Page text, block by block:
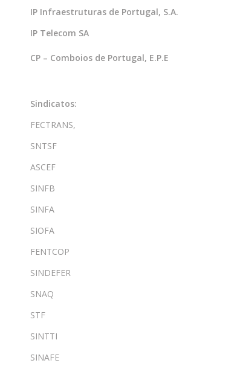
IP Infraestruturas de Portugal, S.A.
IP Telecom SA
CP – Comboios de Portugal, E.P.E
Sindicatos:
FECTRANS,
SNTSF
ASCEF
SINFB
SINFA
SIOFA
FENTCOP
SINDEFER
SNAQ
STF
SINTTI
SINAFE